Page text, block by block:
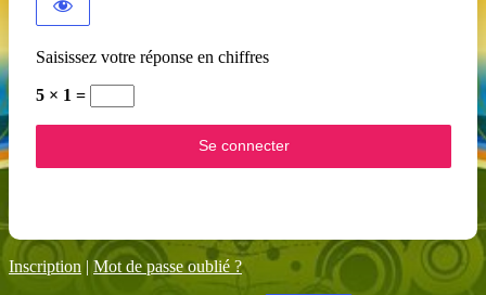
Saisissez votre réponse en chiffres
5 × 1 =
Inscription | Mot de passe oublié ?